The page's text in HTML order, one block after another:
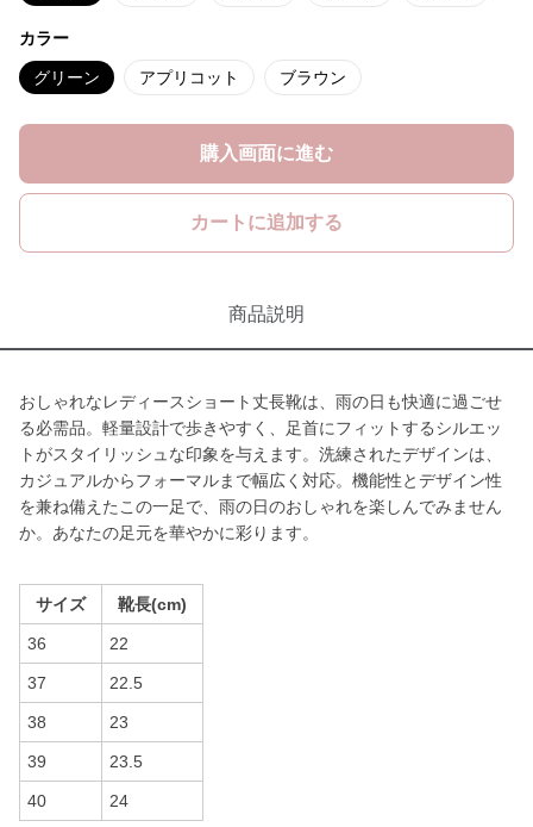
カラー
グリーン アプリコット ブラウン
購入画面に進む
カートに追加する
商品説明
おしゃれなレディースショート丈長靴は、雨の日も快適に過ごせ
る必需品。軽量設計で歩きやすく、足首にフィットするシルエッ
トがスタイリッシュな印象を与えます。洗練されたデザインは、
カジュアルからフォーマルまで幅広く対応。機能性とデザイン性
を兼ね備えたこの一足で、雨の日のおしゃれを楽しんでみません
か。あなたの足元を華やかに彩ります。
サイズ 靴長(cm)
36 22
37 22.5
38 23
39 23.5
40 24